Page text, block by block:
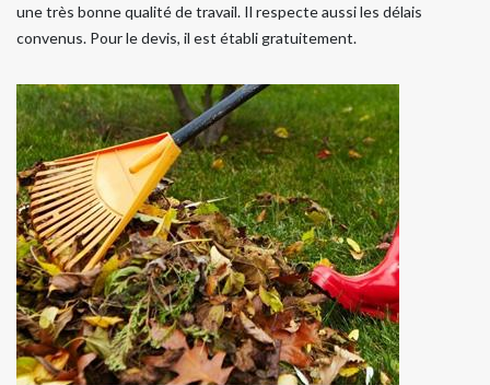
une très bonne qualité de travail. Il respecte aussi les délais
convenus. Pour le devis, il est établi gratuitement.